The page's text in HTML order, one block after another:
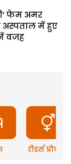
फेम अमर
अस्पताल में हुए
वजह
रीडर्स प्रौब्लम